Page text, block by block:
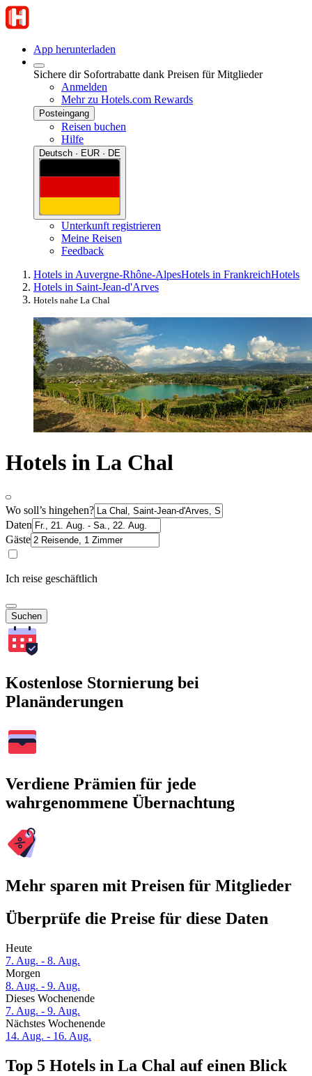
App herunterladen
Sichere dir Sofortrabatte dank Preisen für Mitglieder
Anmelden
Mehr zu Hotels.com Rewards
Posteingang
Reisen buchen
Hilfe
Deutsch · EUR · DE
Unterkunft registrieren
Meine Reisen
Feedback
Hotels in Auvergne-Rhône-AlpesHotels in FrankreichHotels
Hotels in Saint-Jean-d'Arves
Hotels nahe La Chal
Hotels in La Chal
Wo soll’s hingehen?
Daten
Gäste
Ich reise geschäftlich
Suchen
Kostenlose Stornierung bei
Planänderungen
Verdiene Prämien für jede
wahrgenommene Übernachtung
Mehr sparen mit Preisen für Mitglieder
Überprüfe die Preise für diese Daten
Heute
7. Aug. - 8. Aug.
Morgen
8. Aug. - 9. Aug.
Dieses Wochenende
7. Aug. - 9. Aug.
Nächstes Wochenende
14. Aug. - 16. Aug.
Top 5 Hotels in La Chal auf einen Blick